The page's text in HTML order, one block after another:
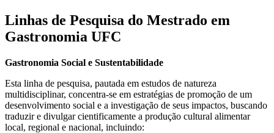
Linhas de Pesquisa do Mestrado em
Gastronomia UFC
Gastronomia Social e Sustentabilidade
Esta linha de pesquisa, pautada em estudos de natureza
multidisciplinar, concentra-se em estratégias de promoção de um
desenvolvimento social e a investigação de seus impactos, buscando
traduzir e divulgar cientificamente a produção cultural alimentar
local, regional e nacional, incluindo: